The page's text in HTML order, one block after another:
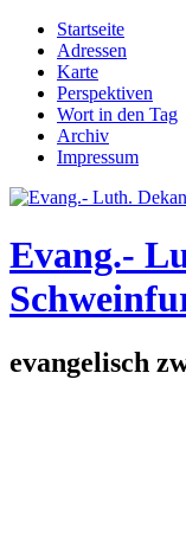
Direkt zum Inhalt
Hauptmenü
Startseite
Adressen
Karte
Perspektiven
Wort in den Tag
Archiv
Impressum
Evang.-
evangelisch